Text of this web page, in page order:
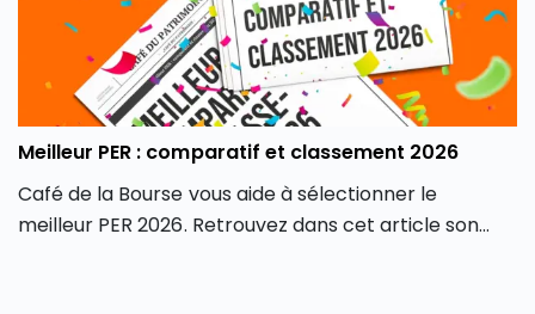
Meilleur PER : comparatif et classement 2026
Café de la Bourse vous aide à sélectionner le
meilleur PER 2026. Retrouvez dans cet article son